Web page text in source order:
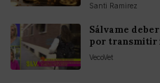
Santi Ramirez
Sálvame
por transmitir
VecoVet